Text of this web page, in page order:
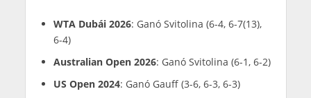
WTA Dubái 2026: Ganó Svitolina (6-4, 6-7(13),
6-4)
Australian Open 2026: Ganó Svitolina (6-1, 6-2)
US Open 2024: Ganó Gauff (3-6, 6-3, 6-3)